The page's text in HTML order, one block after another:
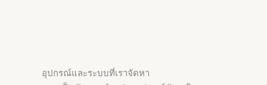
อุปกรณ์และระบบที่เราจัดหา